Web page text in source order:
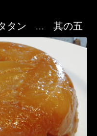
タタン … 其の五